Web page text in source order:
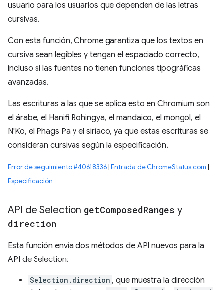
usuario para los usuarios que dependen de las letras
cursivas.
Con esta función, Chrome garantiza que los textos en
cursiva sean legibles y tengan el espaciado correcto,
incluso si las fuentes no tienen funciones tipográficas
avanzadas.
Las escrituras a las que se aplica esto en Chromium son
el árabe, el Hanifi Rohingya, el mandaico, el mongol, el
N'Ko, el Phags Pa y el siríaco, ya que estas escrituras se
consideran cursivas según la especificación.
Error de seguimiento #40618336| Entrada de ChromeStatus.com |
Especificación
API de Selection getComposedRanges y
direction
Esta función envía dos métodos de API nuevos para la
API de Selection:
Selection.direction , que muestra la dirección